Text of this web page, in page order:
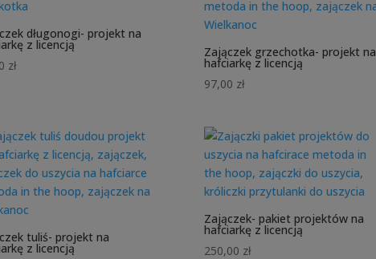
długonogi- projekt na
z licencją
zł
Zajączek grzechotka- projekt na
hafciarkę z licencją
97,00 zł
tuliś- projekt na
z licencją
Zajączek- pakiet projektów na
hafciarkę z licencją
250,00 zł